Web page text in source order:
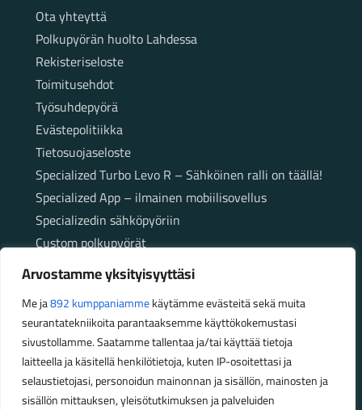
Arvostamme yksityisyyttäsi
Me ja892 kumppaniammekäytämme evästeitä sekä muita
seurantatekniikoita parantaaksemme käyttökokemustasi
sivustollamme. Saatamme tallentaa ja/tai käyttää tietoja
laitteella ja käsitellä henkilötietoja, kuten IP-osoitettasi ja
selaustietojasi, personoidun mainonnan ja sisällön, mainosten ja
sisällön mittauksen, yleisötutkimuksen ja palveluiden
SivutOta yhteyttä
Polkupyörän huolto Lahdessa
Rekisteriseloste
Toimitusehdot
Työsuhdepyörä
Evästepolitiikka
Tietosuojaseloste
Specialized Turbo Levo R – Sähköinen ralli on täällä!
Specialized App – ilmainen mobiilisovellus
Specializedin sähköpyöriin
Custom polkupyörät
Fatbikellä helppoa ja huoletonta etenemistä
maastossa
Aukioloajat
Talvikauden aukioloajat (1.10.2025 – 28.2.2026)
Ma-Pe 10-18